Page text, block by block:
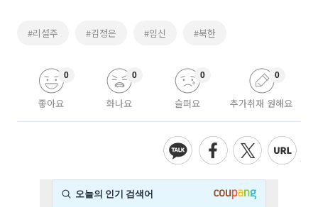
#리설주 #김정은 #임신 #북한
좋아요
0
화나요
0
슬퍼요
0
추가취재 원해요
0